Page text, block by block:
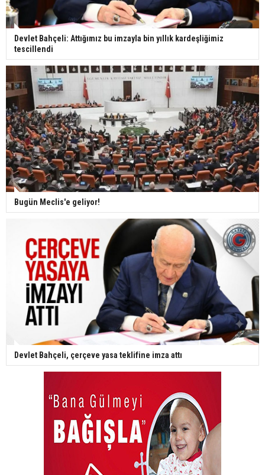
Devlet Bahçeli: Attığımız bu imzayla bin yıllık kardeşliğimiz
tescillendi
Bugün Meclis'e geliyor!
Devlet Bahçeli, çerçeve yasa teklifine imza attı